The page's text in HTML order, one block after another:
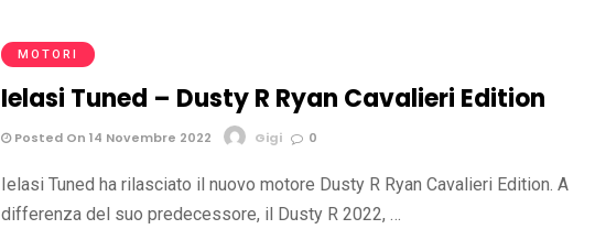
MOTORI
Ielasi Tuned – Dusty R Ryan Cavalieri Edition
Posted On 14 Novembre 2022 Gigi 0
Ielasi Tuned ha rilasciato il nuovo motore Dusty R Ryan Cavalieri Edition. A
differenza del suo predecessore, il Dusty R 2022, …